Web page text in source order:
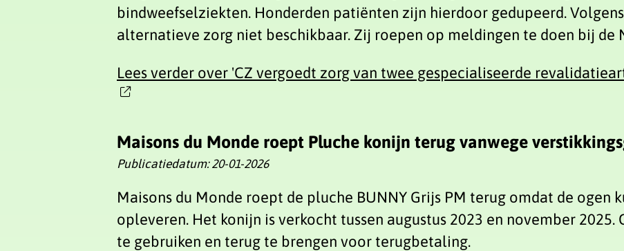
bindweefselziekten. Honderden patiënten zijn hierdoor gedupeerd.
alternatieve zorg niet beschikbaar. Zij roepen op meldingen te doen bij de
Lees verder over 'CZ vergoedt zorg van twee gespecialiseerde
Maisons du Monde roept Pluche konijn terug vanwege
Publicatiedatum:20-01-2026
Maisons du Monde roept de pluche BUNNY Grijs PM terug omdat de ogen
opleveren. Het konijn is verkocht tussen augustus 2023 en november
te gebruiken en terug te brengen voor terugbetaling.